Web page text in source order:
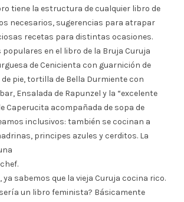
tiene la estructura de cualquier libro de
necesarios, sugerencias para atrapar
recetas para distintas ocasiones.
en el libro de la Bruja Curuja
de Cenicienta con guarnición de
pie, tortilla de Bella Durmiente con
Ensalada de Rapunzel y la “excelente
Caperucita acompañada de sopa de
inclusivos: también se cocinan a
principes azules y cerditos. La
sabemos que la vieja Curuja cocina rico.
un libro feminista? Básicamente